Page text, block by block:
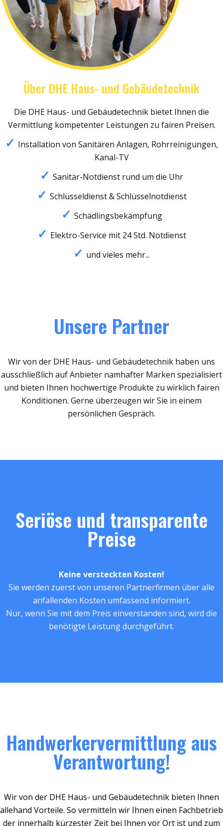
Über DHE Haus- und Gebäudetechnik
Die DHE Haus- und Gebäudetechnik bietet Ihnen die
Vermittlung kompetenter Leistungen zu fairen Preisen.
Installation von Sanitären Anlagen, Rohrreinigungen,
Kanal-TV
Sanitär-Notdienst rund um die Uhr
Schlüsseldienst & Schlüsselnotdienst
Schädlingsbekämpfung
Elektro-Service mit 24 Std. Notdienst
und vieles mehr...
Unsere Partner
Wir von der DHE Haus- und Gebäudetechnik haben uns
ausschließlich auf Anbieter namhafter Marken spezialisiert
und bieten Ihnen hochwertige Produkte zu wirklich fairen
Konditionen. Gerne überzeugen wir Sie in einem
persönlichen Gespräch.
Seriöse und transparente
Preise
Keine versteckten Kosten!
Sie werden zuerst von unseren Partnerfirmen über alle
anfallenden Kosten umfassend informiert.
Nur, wenn Sie mit dem Preis einverstanden sind, wird die
benötigte Leistung durchgeführt.
Handwerkervermittlung aus
Verantwortung!
Wir von der DHE Haus- und Gebäudetechnik bieten Ihnen
allehand Vorteile. So vermitteln wir Ihnen einen Fachbetrieb
der innerhalb kürzester Zeit bei Ihnen vor Ort ist und zum